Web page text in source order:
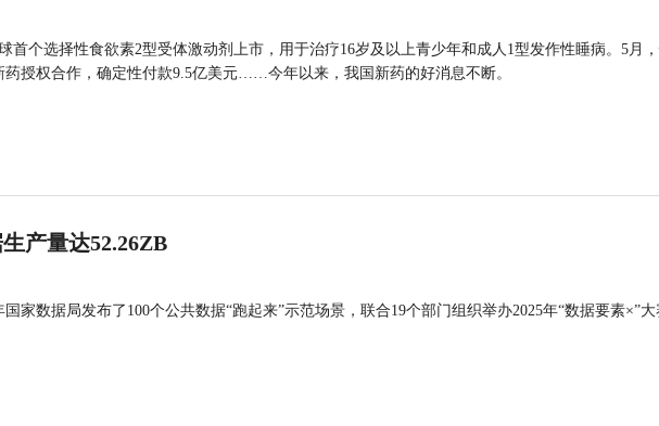
首个选择性食欲素2型受体激动剂上市，用于治疗16岁及以上青少年和成人1型发作性睡病。5月
授权合作，确定性付款9.5亿美元……今年以来，我国新药的好消息不断。
产量达52.26ZB
家数据局发布了100个公共数据“跑起来”示范场景，联合19个部门组织举办2025年“数据要素×”大